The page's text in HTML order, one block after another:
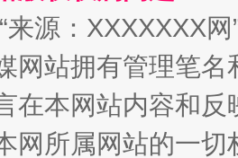
来源：XXXXXXX
网站拥有管理笔
在本网站内容和
网所属网站的一